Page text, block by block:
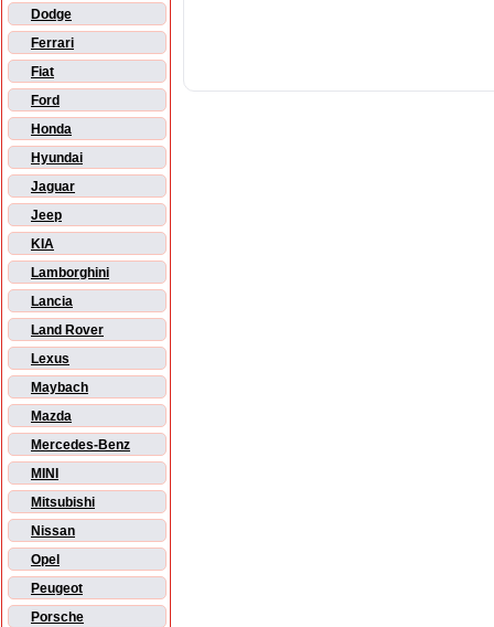
Dodge
Ferrari
Fiat
Ford
Honda
Hyundai
Jaguar
Jeep
KIA
Lamborghini
Lancia
Land Rover
Lexus
Maybach
Mazda
Mercedes-Benz
MINI
Mitsubishi
Nissan
Opel
Peugeot
Porsche